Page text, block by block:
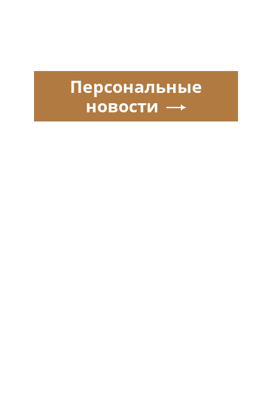
Персональные
новости